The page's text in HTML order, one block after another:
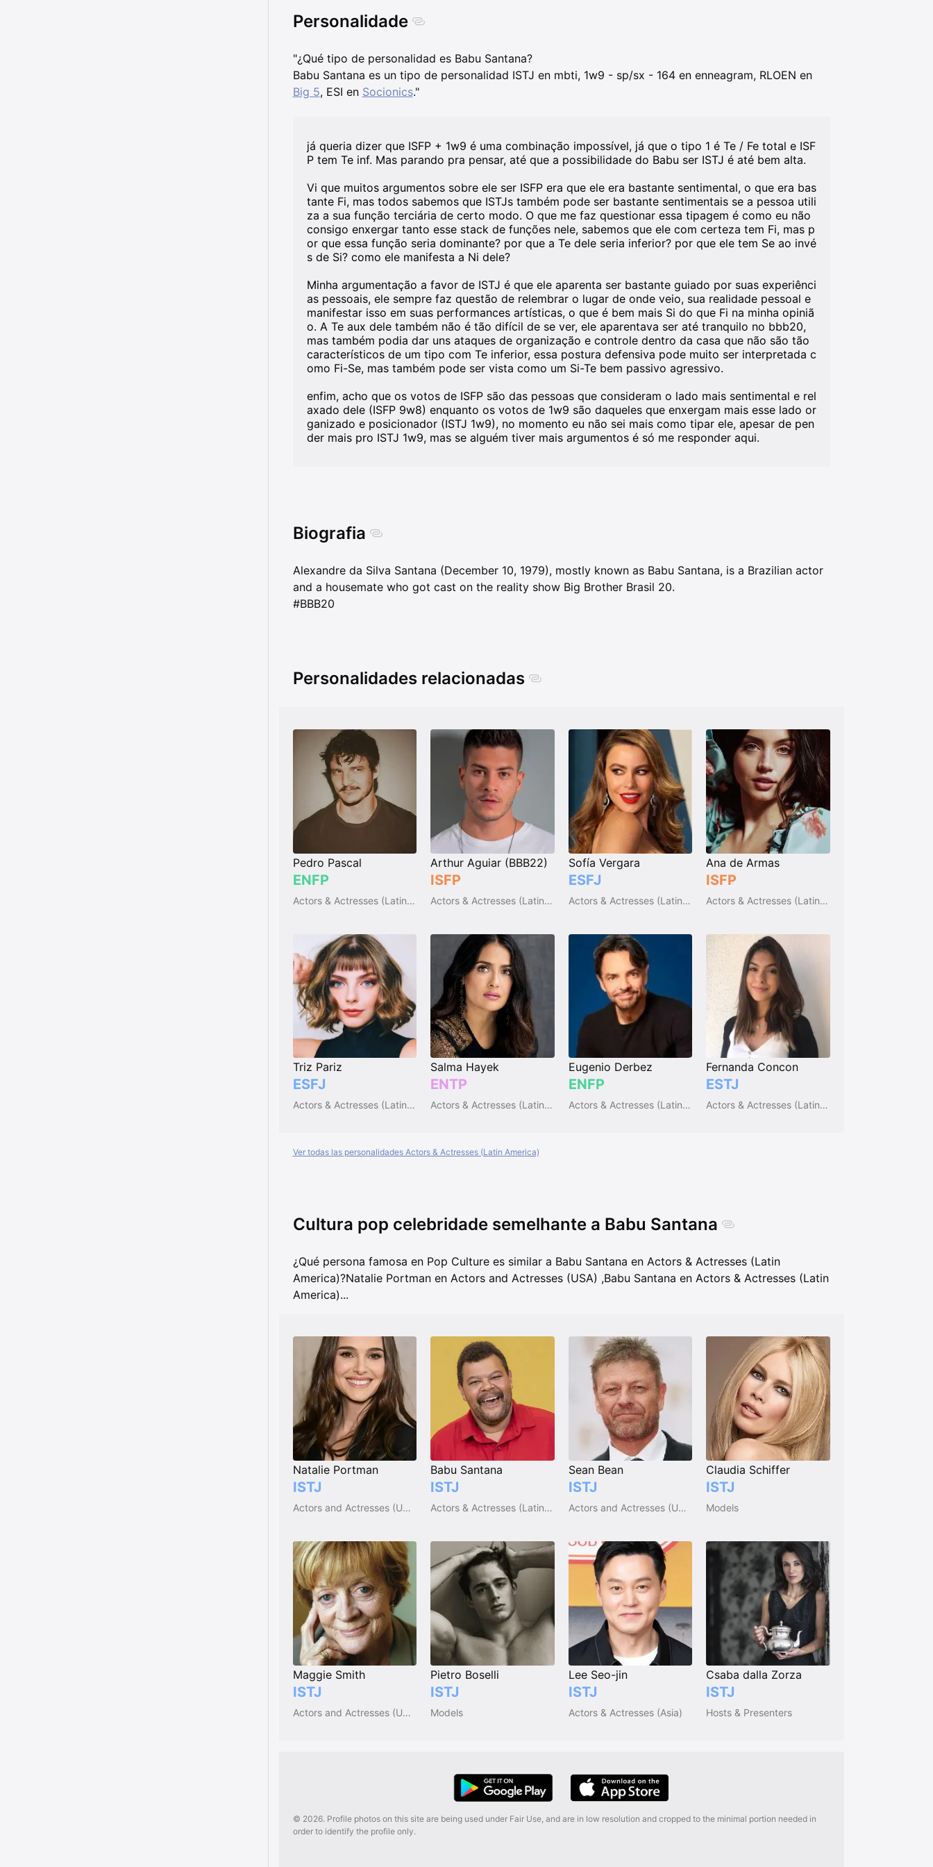
Personalidade
"¿Qué tipo de personalidad es Babu Santana?
Babu Santana es un tipo de personalidad ISTJ en mbti, 1w9 - sp/sx - 164 en enneagram, RLOEN en
Big 5, ESI en Socionics."
já queria dizer que ISFP + 1w9 é uma combinação impossível, já que o tipo 1 é Te / Fe total e ISF
P tem Te inf. Mas parando pra pensar, até que a possibilidade do Babu ser ISTJ é até bem alta.
Vi que muitos argumentos sobre ele ser ISFP era que ele era bastante sentimental, o que era bas
tante Fi, mas todos sabemos que ISTJs também pode ser bastante sentimentais se a pessoa utili
za a sua função terciária de certo modo. O que me faz questionar essa tipagem é como eu não
consigo enxergar tanto esse stack de funções nele, sabemos que ele com certeza tem Fi, mas p
or que essa função seria dominante? por que a Te dele seria inferior? por que ele tem Se ao invé
s de Si? como ele manifesta a Ni dele?
Minha argumentação a favor de ISTJ é que ele aparenta ser bastante guiado por suas experiênci
as pessoais, ele sempre faz questão de relembrar o lugar de onde veio, sua realidade pessoal e
manifestar isso em suas performances artísticas, o que é bem mais Si do que Fi na minha opiniã
o. A Te aux dele também não é tão difícil de se ver, ele aparentava ser até tranquilo no bbb20,
mas também podia dar uns ataques de organização e controle dentro da casa que não são tão
característicos de um tipo com Te inferior, essa postura defensiva pode muito ser interpretada c
omo Fi-Se, mas também pode ser vista como um Si-Te bem passivo agressivo.
enfim, acho que os votos de ISFP são das pessoas que consideram o lado mais sentimental e rel
axado dele (ISFP 9w8) enquanto os votos de 1w9 são daqueles que enxergam mais esse lado or
ganizado e posicionador (ISTJ 1w9), no momento eu não sei mais como tipar ele, apesar de pen
der mais pro ISTJ 1w9, mas se alguém tiver mais argumentos é só me responder aqui.
Biografia
Alexandre da Silva Santana (December 10, 1979), mostly known as Babu Santana, is a Brazilian actor
and a housemate who got cast on the reality show Big Brother Brasil 20.
#BBB20
Personalidades relacionadas
Pedro Pascal
ENFP
Actors & Actresses (Latin America)
Arthur Aguiar (BBB22)
ISFP
Actors & Actresses (Latin America)
Sofía Vergara
ESFJ
Actors & Actresses (Latin America)
Ana de Armas
ISFP
Actors & Actresses (Latin America)
Triz Pariz
ESFJ
Actors & Actresses (Latin America)
Salma Hayek
ENTP
Actors & Actresses (Latin America)
Eugenio Derbez
ENFP
Actors & Actresses (Latin America)
Fernanda Concon
ESTJ
Actors & Actresses (Latin America)
Ver todas las personalidades Actors & Actresses (Latin America)
Cultura pop celebridade semelhante a Babu Santana
¿Qué persona famosa en Pop Culture es similar a Babu Santana en Actors & Actresses (Latin
America)?Natalie Portman en Actors and Actresses (USA) ,Babu Santana en Actors & Actresses (Latin
America)...
Natalie Portman
ISTJ
Actors and Actresses (USA)
Babu Santana
ISTJ
Actors & Actresses (Latin America)
Sean Bean
ISTJ
Actors and Actresses (UK & Ireland)
Claudia Schiffer
ISTJ
Models
Maggie Smith
ISTJ
Actors and Actresses (UK & Ireland)
Pietro Boselli
ISTJ
Models
Lee Seo-jin
ISTJ
Actors & Actresses (Asia)
Csaba dalla Zorza
ISTJ
Hosts & Presenters
© 2026. Profile photos on this site are being used under Fair Use, and are in low resolution and cropped to the minimal portion needed in
order to identify the profile only.